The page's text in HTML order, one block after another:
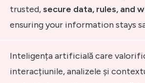
trusted,secure data, rules, and
ensuring your information stays
Inteligența artificială care
interacțiunile, analizele și